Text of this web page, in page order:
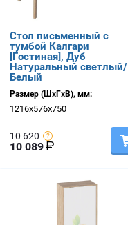
Стол письменный с
тумбой Калгари
[Гостиная], Дуб
Натуральный светлый/
Белый
Размер (ШхГхВ), мм:
1216х576х750
10 620
10 089